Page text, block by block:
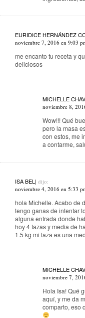
EURIDICE HERNÁNDEZ
noviembre 7, 2016 en 9:03
me encanto tu receta y
deliciosos
MICHELLE
noviembre 8,
Wow!!! Qué
pero la masa
con estos, me
a contarme,
ISA BEL| dijo:
noviembre 4, 2016 en 5:33
hola Michelle. Acabo de
tengo ganas de intentar
alguna entrada donde
hoy 4 tazas y media de
1.5 kg mi taza es una
MICHELLE
noviembre 7,
Hola Isa! Qué
aquí, y me da
comparto, eso